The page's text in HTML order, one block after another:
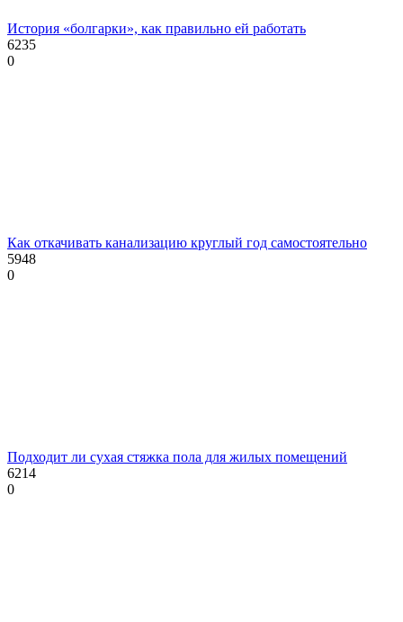
История «болгарки», как правильно ей работать
6235
0
Как откачивать канализацию круглый год самостоятельно
5948
0
Подходит ли сухая стяжка пола для жилых помещений
6214
0